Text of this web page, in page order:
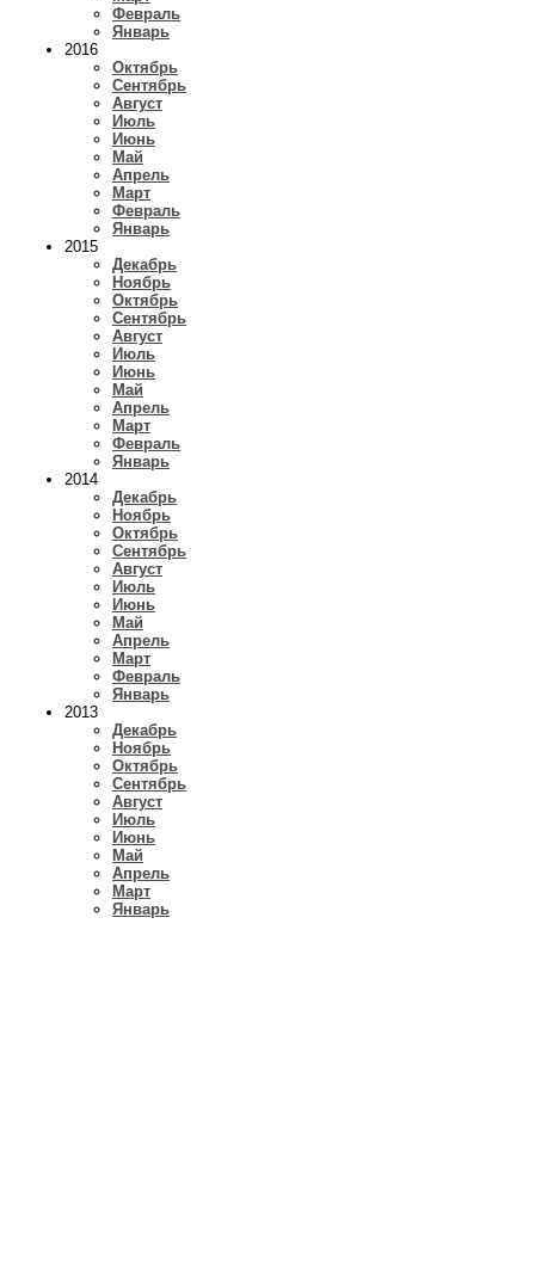
Февраль
Январь
2016
Октябрь
Сентябрь
Август
Июль
Июнь
Май
Апрель
Март
Февраль
Январь
2015
Декабрь
Ноябрь
Октябрь
Сентябрь
Август
Июль
Июнь
Май
Апрель
Март
Февраль
Январь
2014
Декабрь
Ноябрь
Октябрь
Сентябрь
Август
Июль
Июнь
Май
Апрель
Март
Февраль
Январь
2013
Декабрь
Ноябрь
Октябрь
Сентябрь
Август
Июль
Июнь
Май
Апрель
Март
Январь